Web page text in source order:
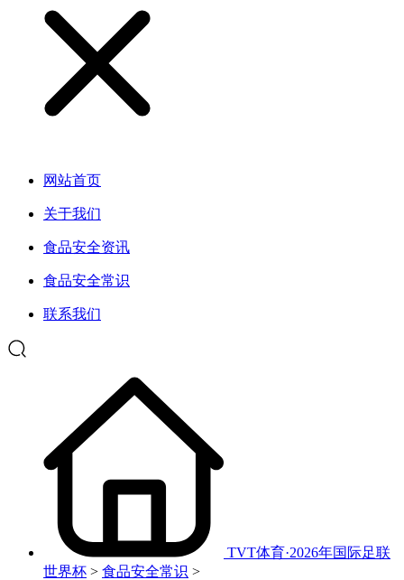
网站首页
关于我们
食品安全资讯
食品安全常识
联系我们
TVT体育·2026年国际足联
世界杯 > 食品安全常识 >